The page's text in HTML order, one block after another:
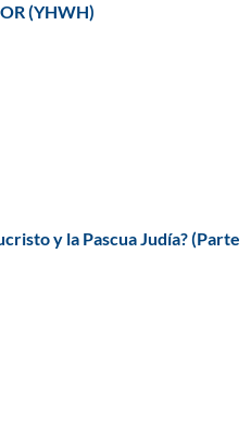
(YHWH)
y la Pascua Judía? (Parte